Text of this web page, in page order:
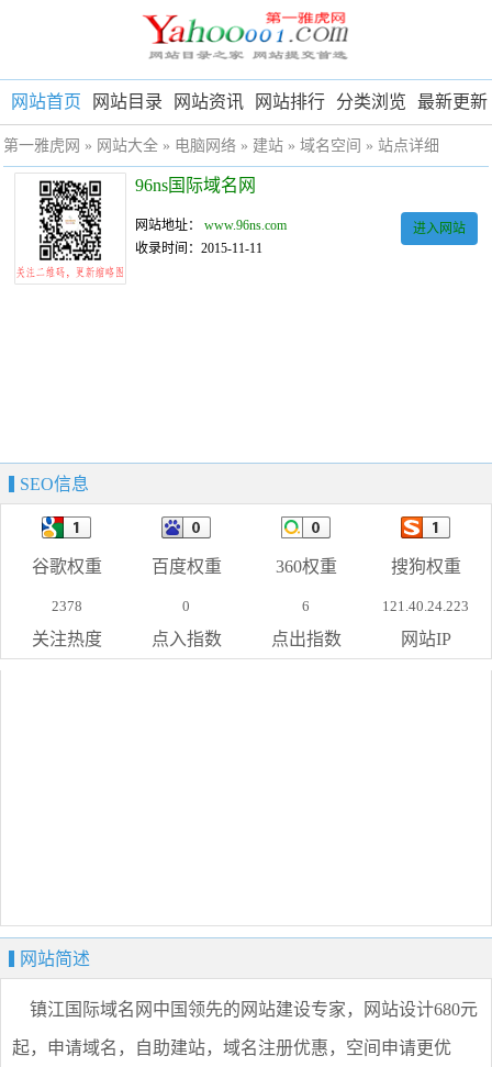
网站首页 网站目录 网站资讯 网站排行 分类浏览 最新更新
第一雅虎网 » 网站大全 » 电脑网络 » 建站 » 域名空间 » 站点详细
96ns国际域名网
网站地址：www.96ns.com
收录时间：2015-11-11
进入网站
SEO信息
谷歌权重 百度权重 360权重 搜狗权重
2378
关注热度
0
点入指数
6
点出指数
121.40.24.223
网站IP
网站简述
镇江国际域名网中国领先的网站建设专家，网站设计680元
起，申请域名，自助建站，域名注册优惠，空间申请更优